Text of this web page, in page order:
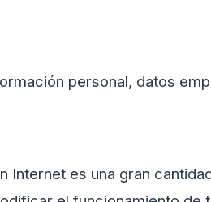
personal, datos
Internet es una gran